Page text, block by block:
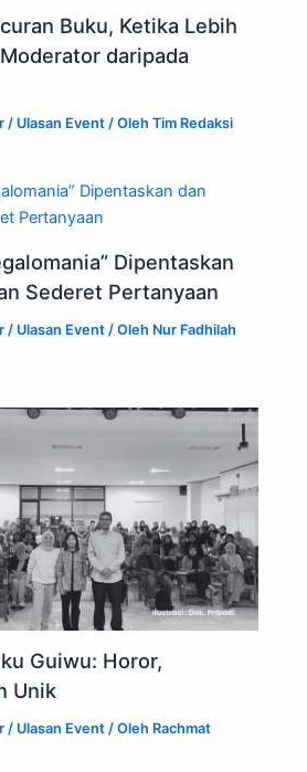
Buku, Ketika Lebih
daripada
/ Ulasan Event / OlehTim Redaksi
Dipentaskan
Sederet Pertanyaan
/ Ulasan Event / Oleh Nur Fadhilah
Guiwu: Horor,
Unik
/ Ulasan Event / Oleh Rachmat